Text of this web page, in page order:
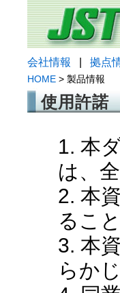
会社情報 拠点
HOME > 製品情報
使用許諾
1. 本
は、
2. 本
るこ
3. 本
らか